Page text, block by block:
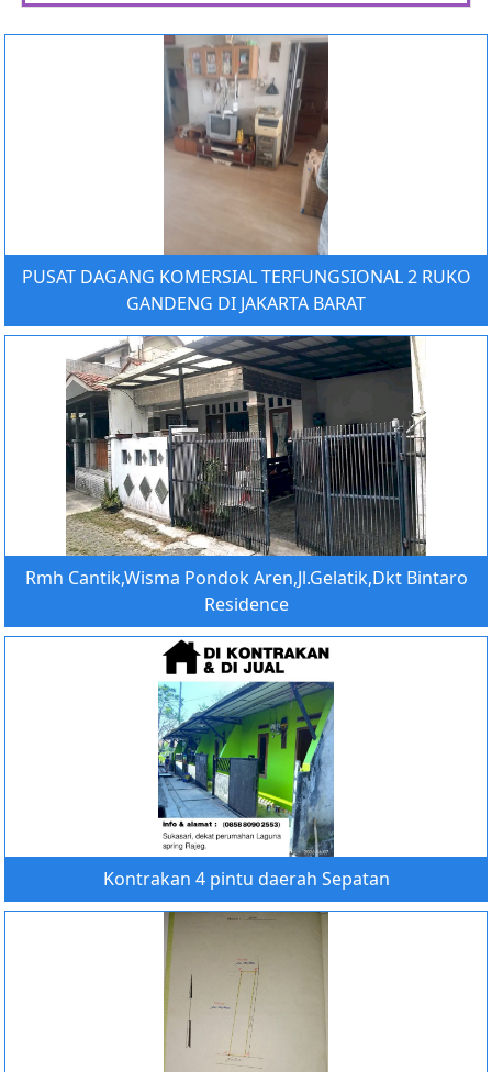
PUSAT DAGANG KOMERSIAL TERFUNGSIONAL 2 RUKO
GANDENG DI JAKARTA BARAT
Rmh Cantik,Wisma Pondok Aren,Jl.Gelatik,Dkt Bintaro
Residence
Kontrakan 4 pintu daerah Sepatan